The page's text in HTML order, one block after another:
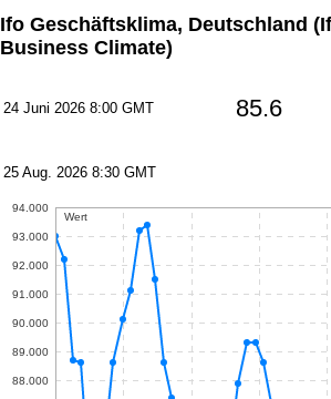
Ifo Geschäftsklima, Deutschland
Business Climate)
24 Juni 2026 8:00 GMT 85.6
25 Aug. 2026 8:30 GMT